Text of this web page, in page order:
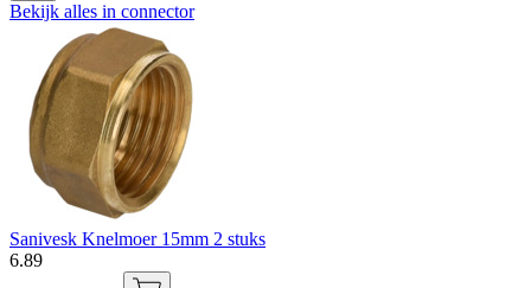
Bekijk alles in connector
Sanivesk Knelmoer 15mm 2 stuks
6.89